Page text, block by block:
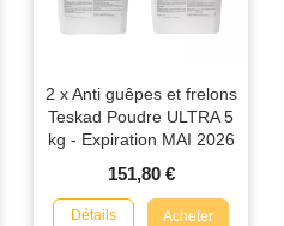
2 x Anti guêpes et frelons
Teskad Poudre ULTRA 5
kg - Expiration MAI 2026
151,80 €
Détails Acheter